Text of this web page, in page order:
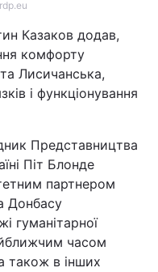
Казаков додав,
комфорту
Лисичанська,
і функціонування
Представництва
Піт Блонде
партнером
Донбасу
гуманітарної
часом
також в інших